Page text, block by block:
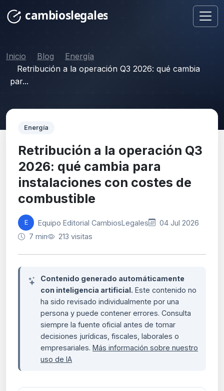
Inicio Blog
Energía
Retribución a la operación Q3 2026: qué cambia
par...
Energía
Retribución a la operación Q3
2026: qué cambia para
instalaciones con costes de
combustible
E Equipo Editorial CambiosLegales
04 Jul 2026
7 min
213 visitas
Contenido generado automáticamente
con inteligencia artificial. Este contenido no
ha sido revisado individualmente por una
persona y puede contener errores. Consulta
siempre la fuente oficial antes de tomar
decisiones jurídicas, fiscales, laborales o
empresariales. Más información sobre nuestro
uso de IA